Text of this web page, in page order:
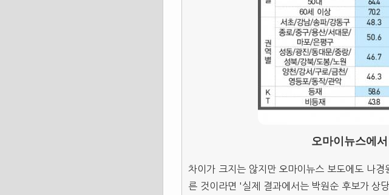
오마이뉴스에
차이가 크지는 않지만 오마이뉴스 보도에도 나
른 것이라면 '실제 결과에서는 박원순 후보가 상